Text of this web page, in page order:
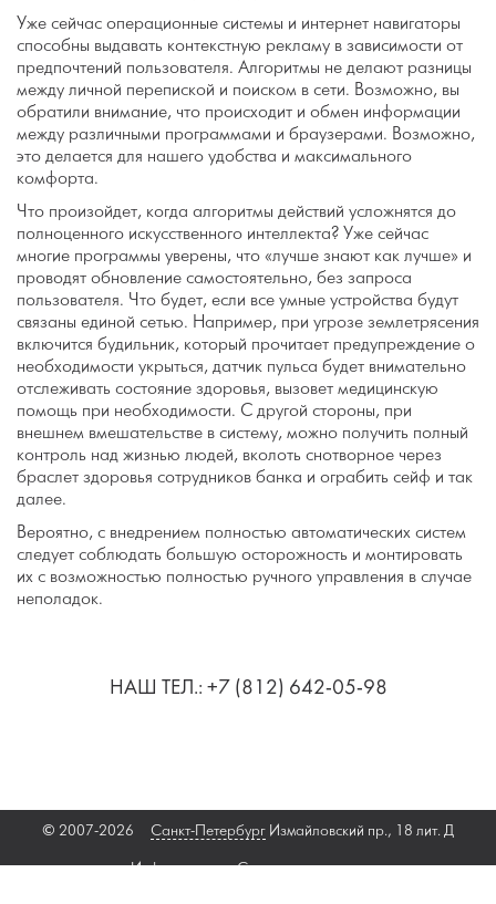
Уже сейчас операционные системы и интернет навигаторы
способны выдавать контекстную рекламу в зависимости от
предпочтений пользователя. Алгоритмы не делают разницы
между личной перепиской и поиском в сети. Возможно, вы
обратили внимание, что происходит и обмен информации
между различными программами и браузерами. Возможно,
это делается для нашего удобства и максимального
комфорта.
Что произойдет, когда алгоритмы действий усложнятся до
полноценного искусственного интеллекта? Уже сейчас
многие программы уверены, что «лучше знают как лучше» и
проводят обновление самостоятельно, без запроса
пользователя. Что будет, если все умные устройства будут
связаны единой сетью. Например, при угрозе землетрясения
включится будильник, который прочитает предупреждение о
необходимости укрыться, датчик пульса будет внимательно
отслеживать состояние здоровья, вызовет медицинскую
помощь при необходимости. С другой стороны, при
внешнем вмешательстве в систему, можно получить полный
контроль над жизнью людей, вколоть снотворное через
браслет здоровья сотрудников банка и ограбить сейф и так
далее.
Вероятно, с внедрением полностью автоматических систем
следует соблюдать большую осторожность и монтировать
их с возможностью полностью ручного управления в случае
неполадок.
НАШ ТЕЛ.: +7 (812) 642-05-98
© 2007-2026 Санкт-Петербург Измайловский пр., 18 лит. Д
Информация
Связаться с нами